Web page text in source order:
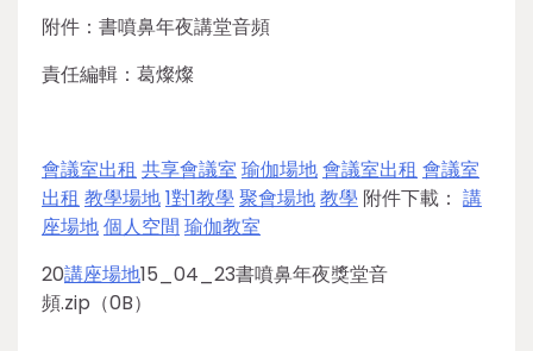
附件：書噴鼻年夜講堂音頻
責任編輯：葛燦燦
會議室出租共享會議室瑜伽場地會議室出租會議室
出租教學場地1對1教學 聚會場地教學 附件下載： 講
座場地個人空間 瑜伽教室
20講座場地15_04_23書噴鼻年夜獎堂音
頻.zip（0B）